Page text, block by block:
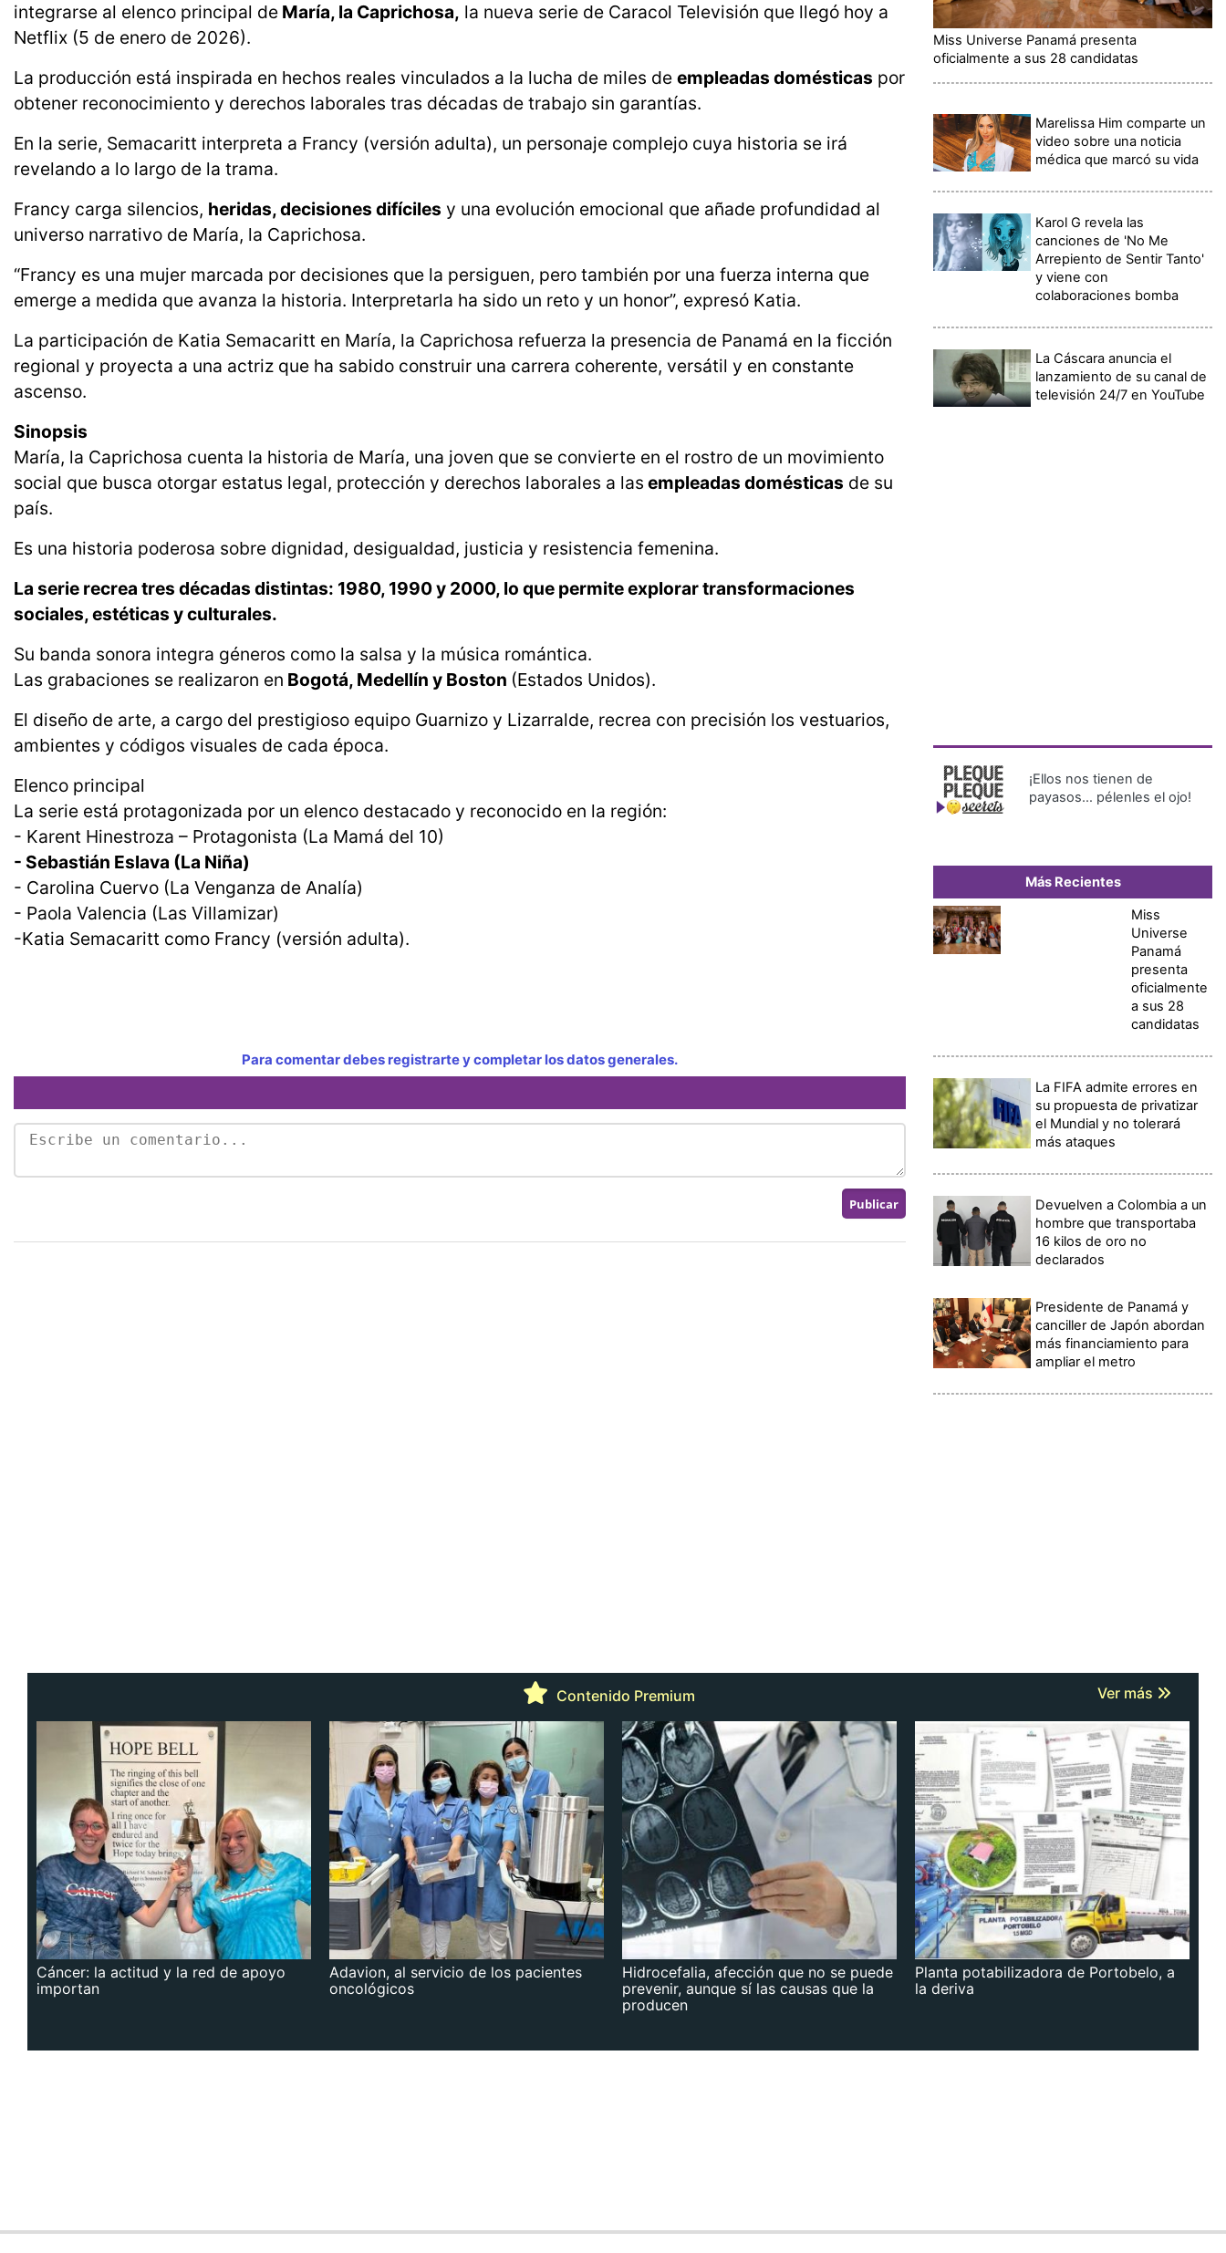
integrarse al elenco principal de María, la Caprichosa, la nueva serie de Caracol Televisión que llegó hoy a
Netflix (5 de enero de 2026).
La producción está inspirada en hechos reales vinculados a la lucha de miles de empleadas domésticas por
obtener reconocimiento y derechos laborales tras décadas de trabajo sin garantías.
En la serie, Semacaritt interpreta a Francy (versión adulta), un personaje complejo cuya historia se irá
revelando a lo largo de la trama.
Francy carga silencios, heridas, decisiones difíciles y una evolución emocional que añade profundidad al
universo narrativo de María, la Caprichosa.
“Francy es una mujer marcada por decisiones que la persiguen, pero también por una fuerza interna que
emerge a medida que avanza la historia. Interpretarla ha sido un reto y un honor”, expresó Katia.
La participación de Katia Semacaritt en María, la Caprichosa refuerza la presencia de Panamá en la ficción
regional y proyecta a una actriz que ha sabido construir una carrera coherente, versátil y en constante
ascenso.
Sinopsis
María, la Caprichosa cuenta la historia de María, una joven que se convierte en el rostro de un movimiento
social que busca otorgar estatus legal, protección y derechos laborales a las empleadas domésticas de su
país.
Es una historia poderosa sobre dignidad, desigualdad, justicia y resistencia femenina.
La serie recrea tres décadas distintas: 1980, 1990 y 2000, lo que permite explorar transformaciones
sociales, estéticas y culturales.
Su banda sonora integra géneros como la salsa y la música romántica.
Las grabaciones se realizaron en Bogotá, Medellín y Boston (Estados Unidos).
El diseño de arte, a cargo del prestigioso equipo Guarnizo y Lizarralde, recrea con precisión los vestuarios,
ambientes y códigos visuales de cada época.
Elenco principal
La serie está protagonizada por un elenco destacado y reconocido en la región:
- Karent Hinestroza – Protagonista (La Mamá del 10)
- Sebastián Eslava (La Niña)
- Carolina Cuervo (La Venganza de Analía)
- Paola Valencia (Las Villamizar)
-Katia Semacaritt como Francy (versión adulta).
Para comentar debes registrarte y completar los datos generales.
Miss Universe Panamá presenta
oficialmente a sus 28 candidatas
Marelissa Him comparte un
video sobre una noticia
médica que marcó su vida
Karol G revela las
canciones de 'No Me
Arrepiento de Sentir Tanto'
y viene con
colaboraciones bomba
La Cáscara anuncia el
lanzamiento de su canal de
televisión 24/7 en YouTube
¡Ellos nos tienen de
payasos… pélenles el ojo!
Más Recientes
Miss
Universe
Panamá
presenta
oficialmente
a sus 28
candidatas
La FIFA admite errores en
su propuesta de privatizar
el Mundial y no tolerará
más ataques
Devuelven a Colombia a un
hombre que transportaba
16 kilos de oro no
declarados
Presidente de Panamá y
canciller de Japón abordan
más financiamiento para
ampliar el metro
Contenido Premium Ver más
Cáncer: la actitud y la red de apoyo
importan
Adavion, al servicio de los pacientes
oncológicos
Hidrocefalia, afección que no se puede
prevenir, aunque sí las causas que la
producen
Planta potabilizadora de Portobelo, a
la deriva